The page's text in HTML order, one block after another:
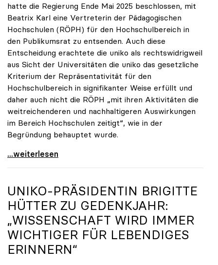
hatte die Regierung Ende Mai 2025 beschlossen, mit
Beatrix Karl eine Vertreterin der Pädagogischen
Hochschulen (RÖPH) für den Hochschulbereich in
den Publikumsrat zu entsenden. Auch diese
Entscheidung erachtete die uniko als rechtswidrigweil
aus Sicht der Universitäten die uniko das gesetzliche
Kriterium der Repräsentativität für den
Hochschulbereich in signifikanter Weise erfüllt und
daher auch nicht die RÖPH „mit ihren Aktivitäten die
weitreichenderen und nachhaltigeren Auswirkungen
im Bereich Hochschulen zeitigt“, wie in der
Begründung behauptet wurde.
ORF-Publikumsrat: Regierung entsendet nun doch
...weiterlesen
UNIKO-PRÄSIDENTIN BRIGITTE
HÜTTER ZU GEDENKJAHR:
„WISSENSCHAFT WIRD IMMER
WICHTIGER FÜR LEBENDIGES
ERINNERN“